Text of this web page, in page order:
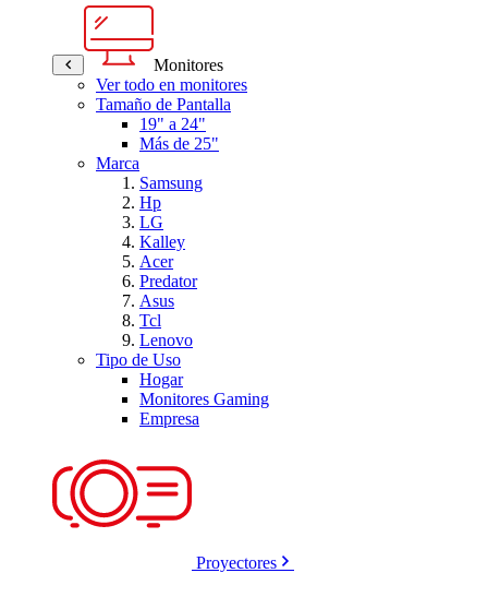
Monitores
Ver todo en monitores
Tamaño de Pantalla
19" a 24"
Más de 25"
Marca
Samsung
Hp
LG
Kalley
Acer
Predator
Asus
Tcl
Lenovo
Tipo de Uso
Hogar
Monitores Gaming
Empresa
Proyectores